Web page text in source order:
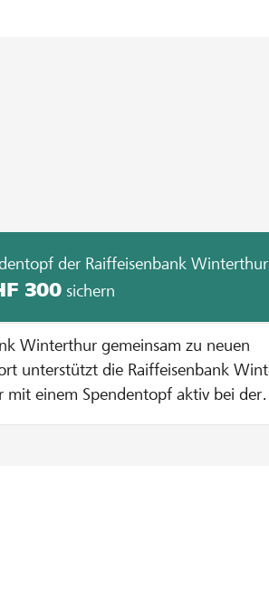
der Raiffeisenbank Winterthur
300sichern
Winterthur gemeinsam zu neuen
mit einem Spendentopf aktiv bei der